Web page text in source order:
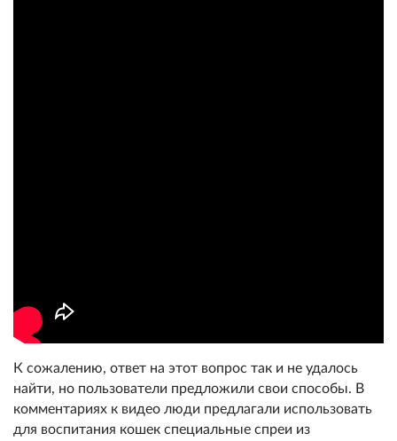
К сожалению, ответ на этот вопрос так и не удалось
найти, но пользователи предложили свои способы. В
комментариях к видео люди предлагали использовать
для воспитания кошек специальные спреи из